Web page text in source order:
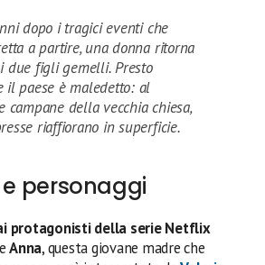
dopo i tragici eventi che
a partire, una donna ritorna
due figli gemelli. Presto
il paese è maledetto: al
campane della vecchia chiesa,
riaffiorano in superficie.
personaggi
protagonisti della serie Netflix
Anna, questa giovane madre che